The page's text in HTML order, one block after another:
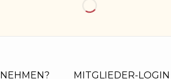
MITGLIEDER-LOGIN